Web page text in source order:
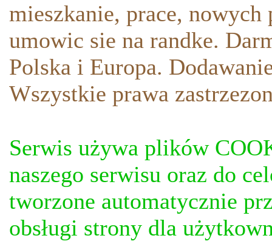
mieszkanie, prace,
umowic sie na randke.
Polska i Europa.
Wszystkie prawa
Serwis używa plików
naszego serwisu oraz do
tworzone automatycznie
obsługi strony dla